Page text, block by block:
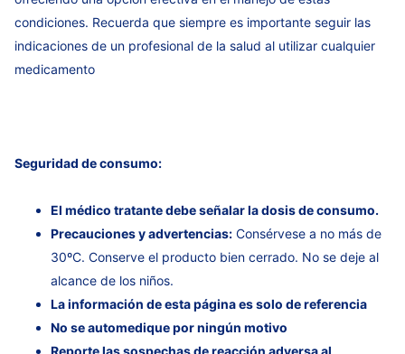
condiciones. Recuerda que siempre es importante seguir las
indicaciones de un profesional de la salud al utilizar cualquier
medicamento
Seguridad de consumo:
El médico tratante debe señalar la dosis de consumo.
Precauciones y advertencias: Consérvese a no más de
30ºC. Conserve el producto bien cerrado. No se deje al
alcance de los niños.
La información de esta página es solo de referencia
No se automedique por ningún motivo